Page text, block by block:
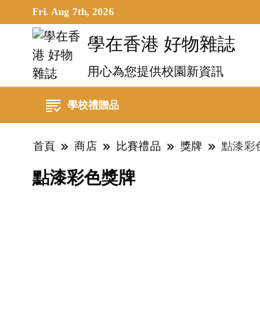
Fri. Aug 7th, 2026
學在香港 好物雜誌
用心為您提供校園新資訊
學校禮贈品
首頁 商店 比賽禮品 獎牌 點漆彩
點漆彩色獎牌